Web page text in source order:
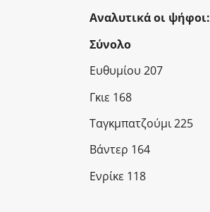
Αναλυτικά οι ψήφοι:
Σύνολο
Ευθυμίου 207
Γκιε 168
Ταγκμπατζούμι 225
Βάντερ 164
Ενρίκε 118